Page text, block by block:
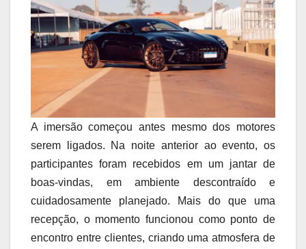
A imersão começou antes mesmo dos motores
serem ligados. Na noite anterior ao evento, os
participantes foram recebidos em um jantar de
boas-vindas, em ambiente descontraído e
cuidadosamente planejado. Mais do que uma
recepção, o momento funcionou como ponto de
encontro entre clientes, criando uma atmosfera de